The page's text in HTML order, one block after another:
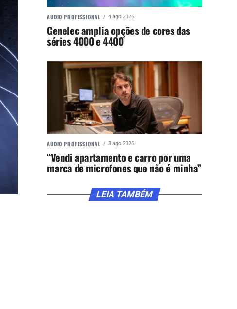
AUDIO PROFISSIONAL 4 ago 2026
Genelec amplia opções de cores das
séries 4000 e 4400
AUDIO PROFISSIONAL 3 ago 2026
“Vendi apartamento e carro por uma
marca de microfones que não é minha”
LEIA TAMBÉM